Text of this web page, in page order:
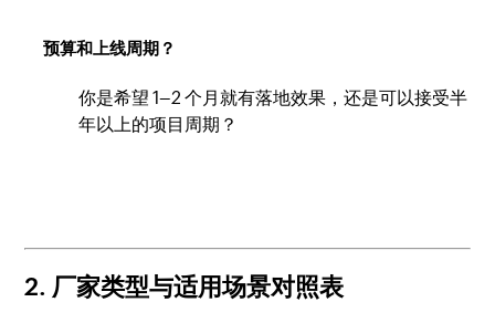
预算和上线周期？
你是希望 1–2 个月就有落地效果，还是可以接受半
年以上的项目周期？
2. 厂家类型与适用场景对照表